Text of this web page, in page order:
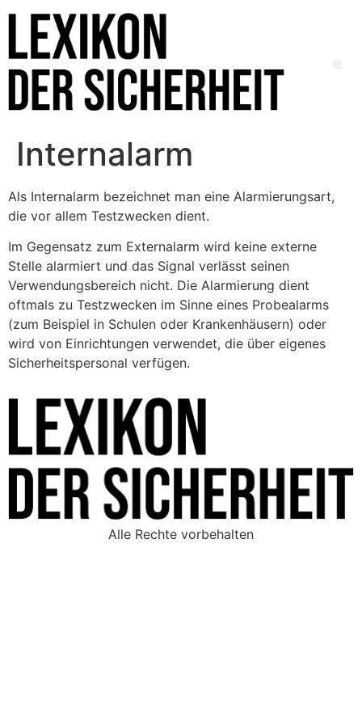
Internalarm
Als Internalarm bezeichnet man eine Alarmierungsart,
die vor allem Testzwecken dient.
Im Gegensatz zum Externalarm wird keine externe
Stelle alarmiert und das Signal verlässt seinen
Verwendungsbereich nicht. Die Alarmierung dient
oftmals zu Testzwecken im Sinne eines Probealarms
(zum Beispiel in Schulen oder Krankenhäusern) oder
wird von Einrichtungen verwendet, die über eigenes
Sicherheitspersonal verfügen.
Alle Rechte vorbehalten